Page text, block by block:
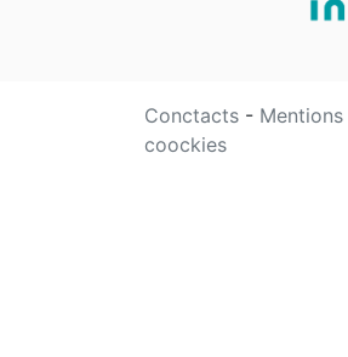
Conctacts -
coockies